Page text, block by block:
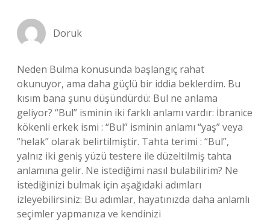
Doruk
Neden Bulma konusunda başlangıç rahat
okunuyor, ama daha güçlü bir iddia beklerdim. Bu
kısım bana şunu düşündürdü: Bul ne anlama
geliyor? “Bul” isminin iki farklı anlamı vardır: İbranice
kökenli erkek ismi : “Bul” isminin anlamı “yaş” veya
“helak” olarak belirtilmiştir. Tahta terimi : “Bul”,
yalnız iki geniş yüzü testere ile düzeltilmiş tahta
anlamına gelir. Ne istediğimi nasıl bulabilirim? Ne
istediğinizi bulmak için aşağıdaki adımları
izleyebilirsiniz: Bu adımlar, hayatınızda daha anlamlı
seçimler yapmanıza ve kendinizi